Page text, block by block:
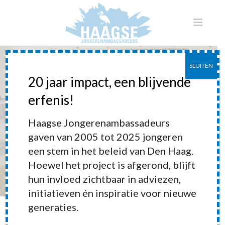
Jongerenambassadeurs in
Almere
20 jaar impact, een blijvende
erfenis!
Haagse Jongerenambassadeurs
gaven van 2005 tot 2025 jongeren
een stem in het beleid van Den Haag.
Hoewel het project is afgerond, blijft
hun invloed zichtbaar in adviezen,
initiatieven én inspiratie voor nieuwe
generaties.
SLUITEN